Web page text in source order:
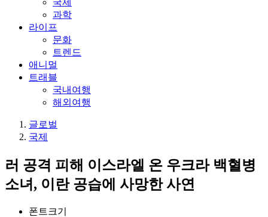
국제
과학
라이프
문화
트렌드
애니멀
트래블
국내여행
해외여행
글로벌
국제
러 공격 피해 이스라엘 온 우크라 백혈병
소녀, 이란 공습에 사망한 사연
폰트크기